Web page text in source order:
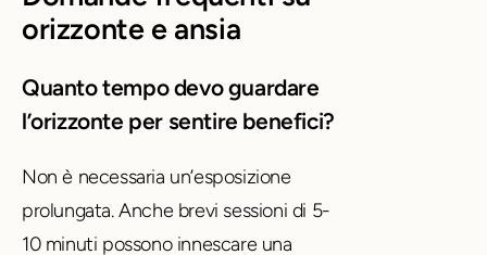
orizzonte e ansia
Quanto tempo devo guardare
l’orizzonte per sentire benefici?
Non è necessaria un’esposizione
prolungata. Anche brevi sessioni di 5-
10 minuti possono innescare una